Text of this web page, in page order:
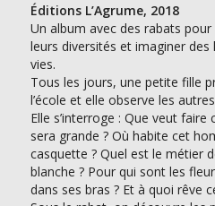
Éditions L’Agrume, 2018
Un album avec des rabats
leurs diversités et imaginer
vies.
Tous les jours, une petite fille
l’école et elle observe les
Elle s’interroge : Que veut
sera grande ? Où habite cet
casquette ? Quel est le métier
blanche ? Pour qui sont les
dans ses bras ? Et à quoi rêve